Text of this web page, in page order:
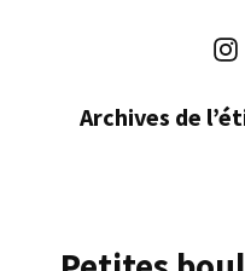
Archives de